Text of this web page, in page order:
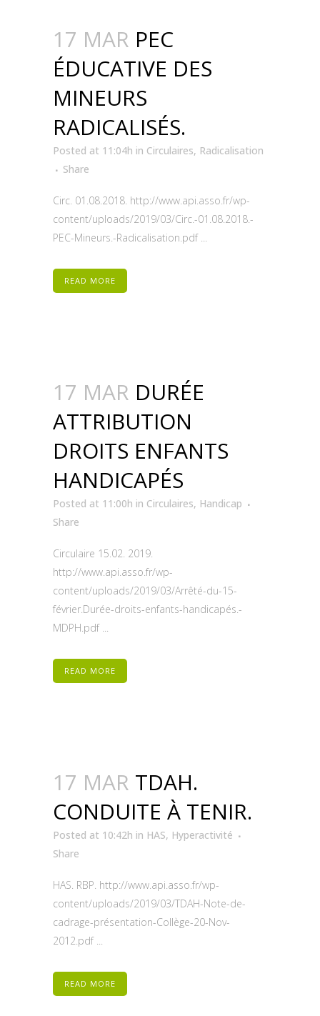
17 MAR PEC
ÉDUCATIVE DES
MINEURS
RADICALISÉS.
Posted at 11:04h in Circulaires, Radicalisation
Share
Circ. 01.08.2018. http://www.api.asso.fr/wp-
content/uploads/2019/03/Circ.-01.08.2018.-
PEC-Mineurs.-Radicalisation.pdf ...
READ MORE
17 MAR DURÉE
ATTRIBUTION
DROITS ENFANTS
HANDICAPÉS
Posted at 11:00h in Circulaires, Handicap
Share
Circulaire 15.02. 2019.
http://www.api.asso.fr/wp-
content/uploads/2019/03/Arrêté-du-15-
février.Durée-droits-enfants-handicapés.-
MDPH.pdf ...
READ MORE
17 MAR TDAH.
CONDUITE À TENIR.
Posted at 10:42h in HAS, Hyperactivité
Share
HAS. RBP. http://www.api.asso.fr/wp-
content/uploads/2019/03/TDAH-Note-de-
cadrage-présentation-Collège-20-Nov-
2012.pdf ...
READ MORE